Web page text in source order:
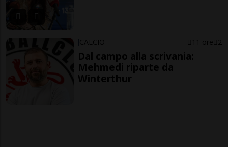
CALCIO 11 ore 2
Dal campo alla scrivania:
Mehmedi riparte da
Winterthur